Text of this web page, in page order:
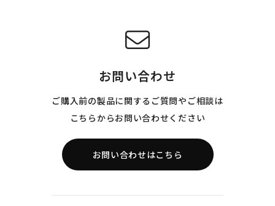
お問い合わせ
ご購入前の製品に関するご質問やご相談は
こちらからお問い合わせください
お問い合わせはこちら